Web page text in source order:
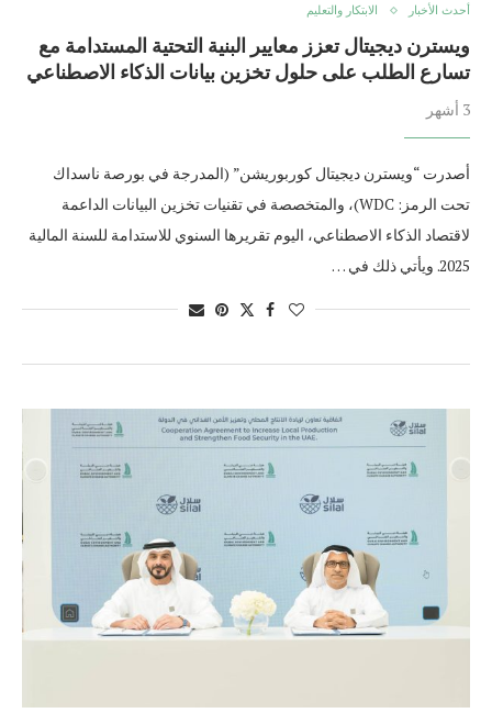
أحدث الأخبار الابتكار والتعليم
ويسترن ديجيتال تعزز معايير البنية التحتية المستدامة مع
تسارع الطلب على حلول تخزين بيانات الذكاء الاصطناعي
3 أشهر
أصدرت “ويسترن ديجيتال كوربوريشن” (المدرجة في بورصة ناسداك
تحت الرمز: WDC)، والمتخصصة في تقنيات تخزين البيانات الداعمة
لاقتصاد الذكاء الاصطناعي، اليوم تقريرها السنوي للاستدامة للسنة المالية
2025. ويأتي ذلك في …